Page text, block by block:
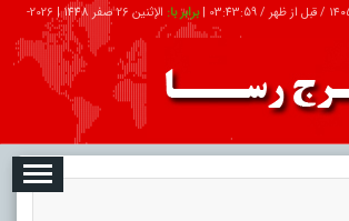
03:44:00
|برابر با: الإثنين 26 صفر 1448 |
2026-
تبلیغات درباره ما ارتباط با ما